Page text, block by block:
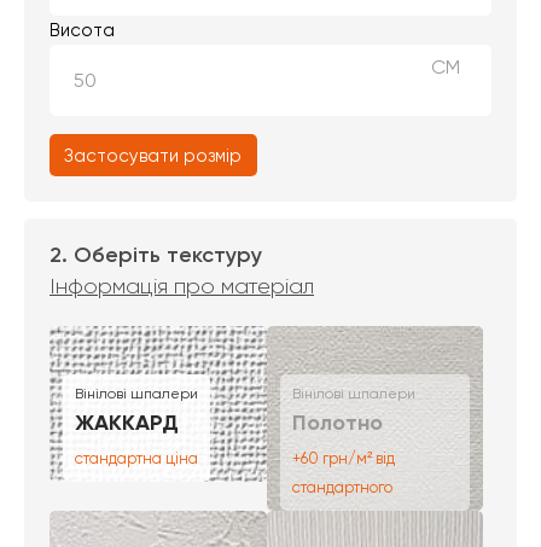
Висота
СМ
Застосувати розмір
2. Оберіть текстуру
Інформація про матеріал
Вінілові шпалери
ЖАККАРД
стандартна ціна
Вінілові шпалери
Полотно
+60 грн/м² від
стандартного